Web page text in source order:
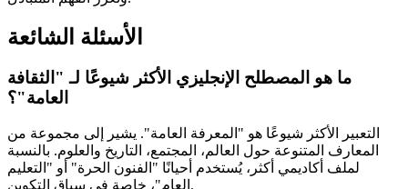
الأسئلة الشائعة
ما هو المصطلح الإنجليزي الأكثر شيوعًا لـ "الثقافة
العامة"؟
التعبير الأكثر شيوعًا هو "المعرفة العامة". يشير إلى مجموعة من
المعارف المتنوعة حول العالم، المجتمع، التاريخ والعلوم. بالنسبة
لملف أكاديمي أكثر، يُستخدم أحيانًا "الفنون الحرة" أو "التعليم
العام"، خاصة في سياق التكوين.